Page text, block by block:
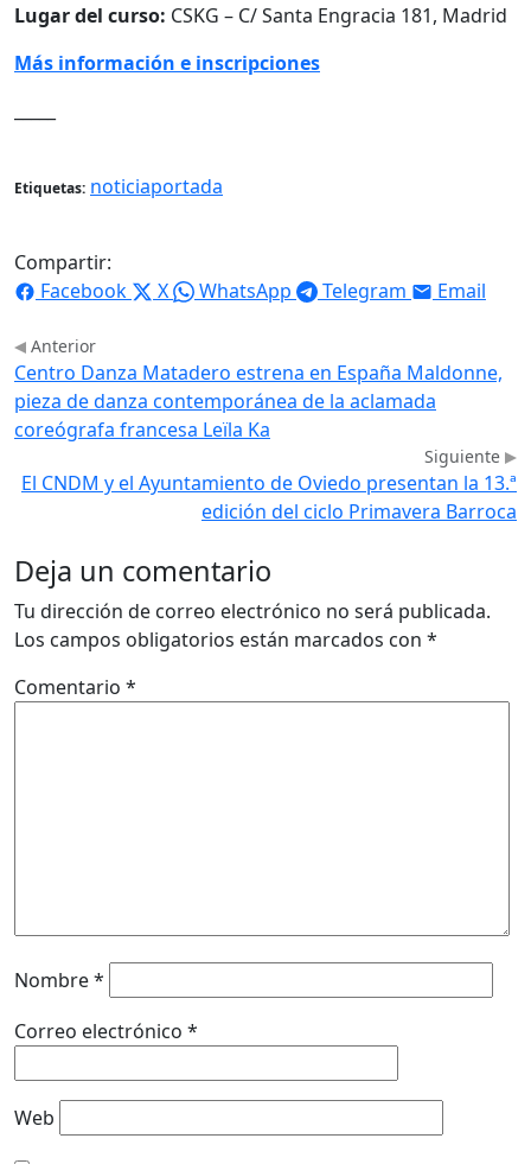
Lugar del curso: CSKG – C/ Santa Engracia 181, Madrid
Más información e inscripciones
Etiquetas: noticiaportada
Compartir:
Facebook
X WhatsApp Telegram Email
Anterior
Centro Danza Matadero estrena en España Maldonne,
pieza de danza contemporánea de la aclamada
coreógrafa francesa Leïla Ka
Siguiente
El CNDM y el Ayuntamiento de Oviedo presentan la 13.ª
edición del ciclo Primavera Barroca
Deja un comentario
Tu dirección de correo electrónico no será publicada.
Los campos obligatorios están marcados con *
Comentario *
Nombre*
Correo electrónico *
Web